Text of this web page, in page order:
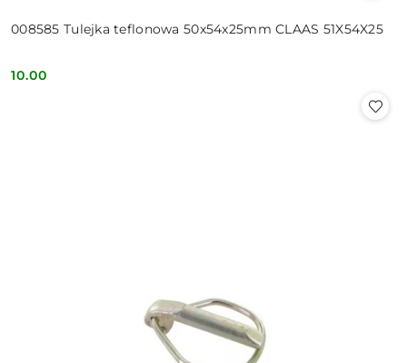
008585 Tulejka teflonowa 50x54x25mm CLAAS 51X54X25
Cena:
10.00